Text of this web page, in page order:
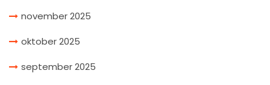
november 2025
oktober 2025
september 2025